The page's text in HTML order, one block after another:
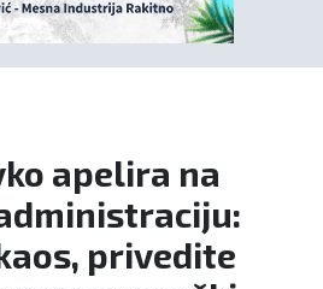
apelira na
privedite